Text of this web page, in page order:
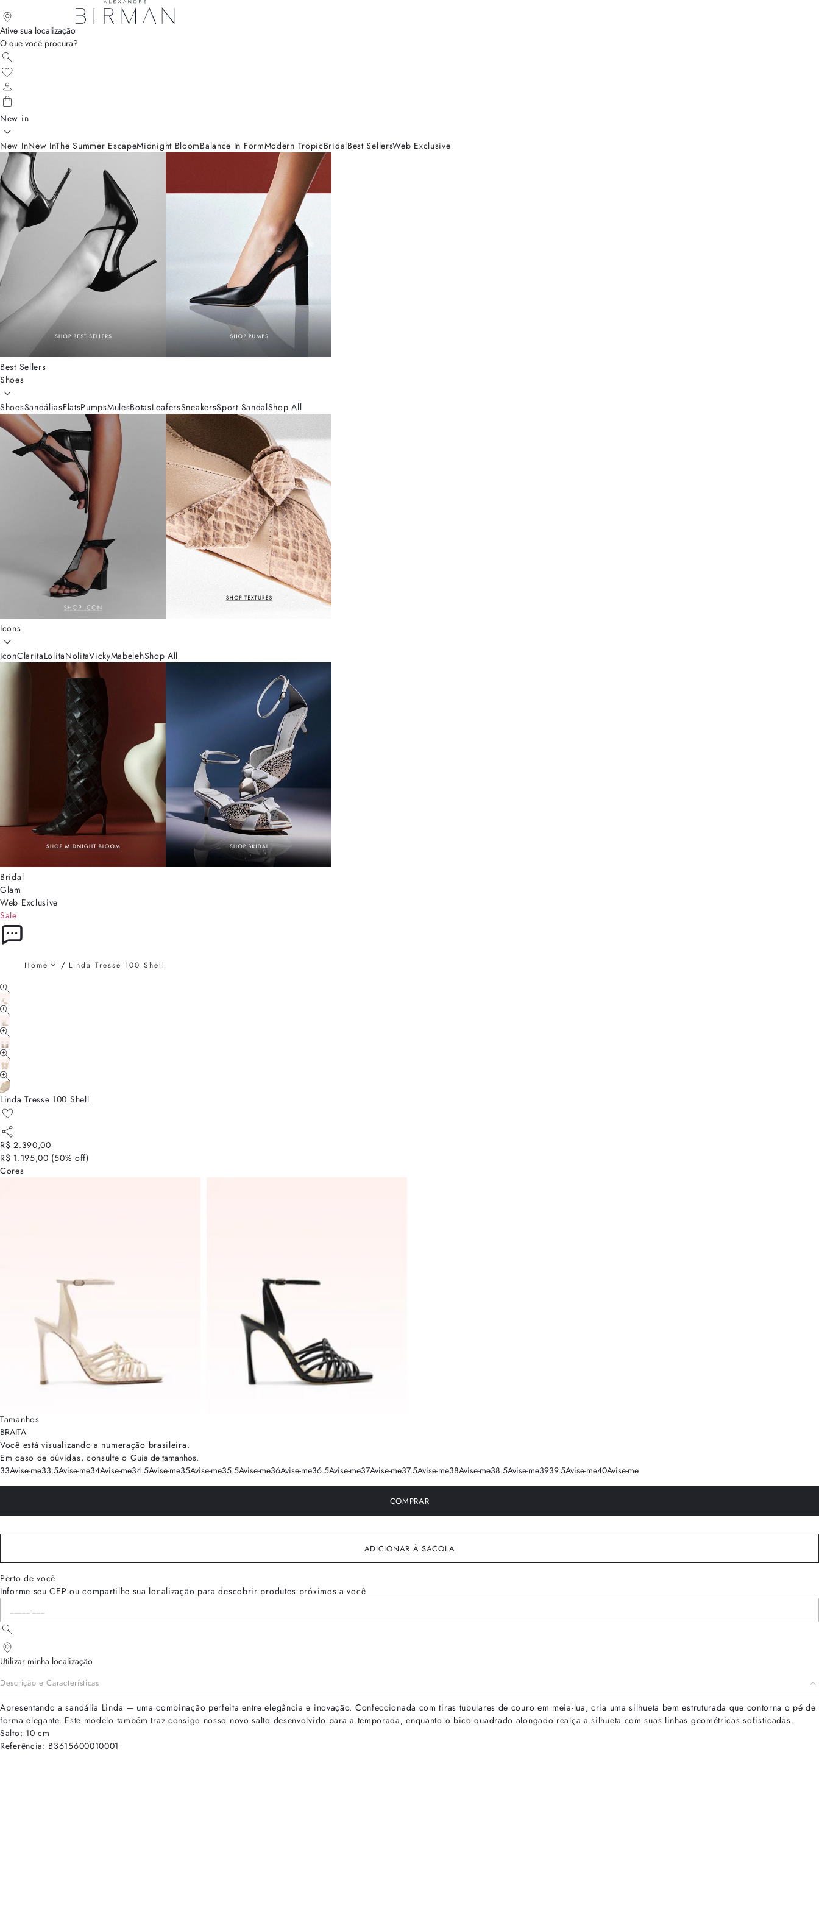
Ative sua localização
O que você procura?
New in
New InNew InThe Summer EscapeMidnight BloomBalance In FormModern TropicBridalBest SellersWeb Exclusive
Best Sellers
Shoes
ShoesSandáliasFlatsPumpsMulesBotasLoafersSneakersSport SandalShop All
Icons
IconClaritaLolitaNolitaVickyMabelehShop All
Bridal
Glam
Web Exclusive
Sale
Home Linda Tresse 100 Shell
Linda Tresse 100 Shell
R$ 2.390,00
R$ 1.195,00 (50% off)
Cores
Tamanhos
BRAITA
Você está visualizando a numeração brasileira.
Em caso de dúvidas, consulte o Guia de tamanhos.
33Avise-me33.5Avise-me34Avise-me34.5Avise-me35Avise-me35.5Avise-me36Avise-me36.5Avise-me37Avise-me37.5Avise-me38Avise-me38.5Avise-me3939.5Avise-me40Avise-me
COMPRAR
ADICIONAR À SACOLA
Perto de você
Informe seu CEP ou compartilhe sua localização para descobrir produtos próximos a você
Utilizar minha localização
Descrição e Características
Apresentando a sandália Linda — uma combinação perfeita entre elegância e inovação. Confeccionada com tiras tubulares de couro em meia-lua, cria uma silhueta bem estruturada que contorna o pé de
forma elegante. Este modelo também traz consigo nosso novo salto desenvolvido para a temporada, enquanto o bico quadrado alongado realça a silhueta com suas linhas geométricas sofisticadas.
Salto: 10 cm
Referência: B3615600010001